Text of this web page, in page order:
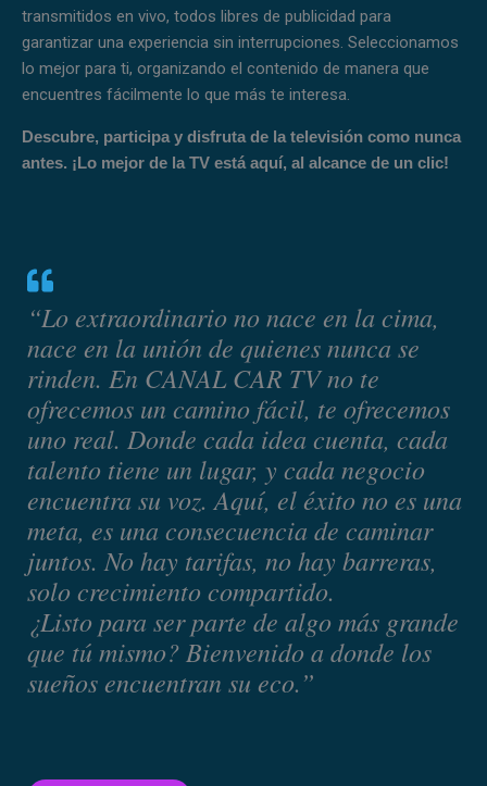
transmitidos en vivo, todos libres de publicidad para
garantizar una experiencia sin interrupciones. Seleccionamos
lo mejor para ti, organizando el contenido de manera que
encuentres fácilmente lo que más te interesa.
Descubre, participa y disfruta de la televisión como nunca
antes. ¡Lo mejor de la TV está aquí, al alcance de un clic!
“Lo extraordinario no nace en la cima,
nace en la unión de quienes nunca se
rinden. En CANAL CAR TV no te
ofrecemos un camino fácil, te ofrecemos
uno real. Donde cada idea cuenta, cada
talento tiene un lugar, y cada negocio
encuentra su voz. Aquí, el éxito no es una
meta, es una consecuencia de caminar
juntos. No hay tarifas, no hay barreras,
solo crecimiento compartido.
¿Listo para ser parte de algo más grande
que tú mismo? Bienvenido a donde los
sueños encuentran su eco.”